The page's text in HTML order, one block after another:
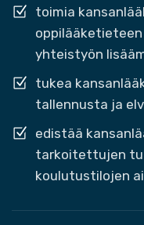
toimia
yhteistyön
tukea
tallennusta ja
edistää
tarkoitettujen
koulutustilojen